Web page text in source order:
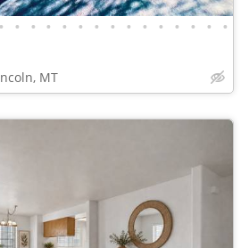
• • • • • • • • • • • • • • •
MT